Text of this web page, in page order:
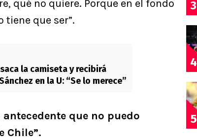
qué no quiere. Porque en el fondo
tiene que ser”.
la camiseta y recibirá
en la U: “Se lo merece”
antecedente que no puedo
Chile”.
3
4
5